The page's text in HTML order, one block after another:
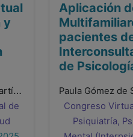
y
Andrea Villa Lozano, Marina Martín González, Paula Gómez de Salazar González, Begoña Arbulo Rufrancos, María Luisa García-Ontiveros Cullar
de
Aplicación
pacientes
de
Congreso
Psiquiatría,